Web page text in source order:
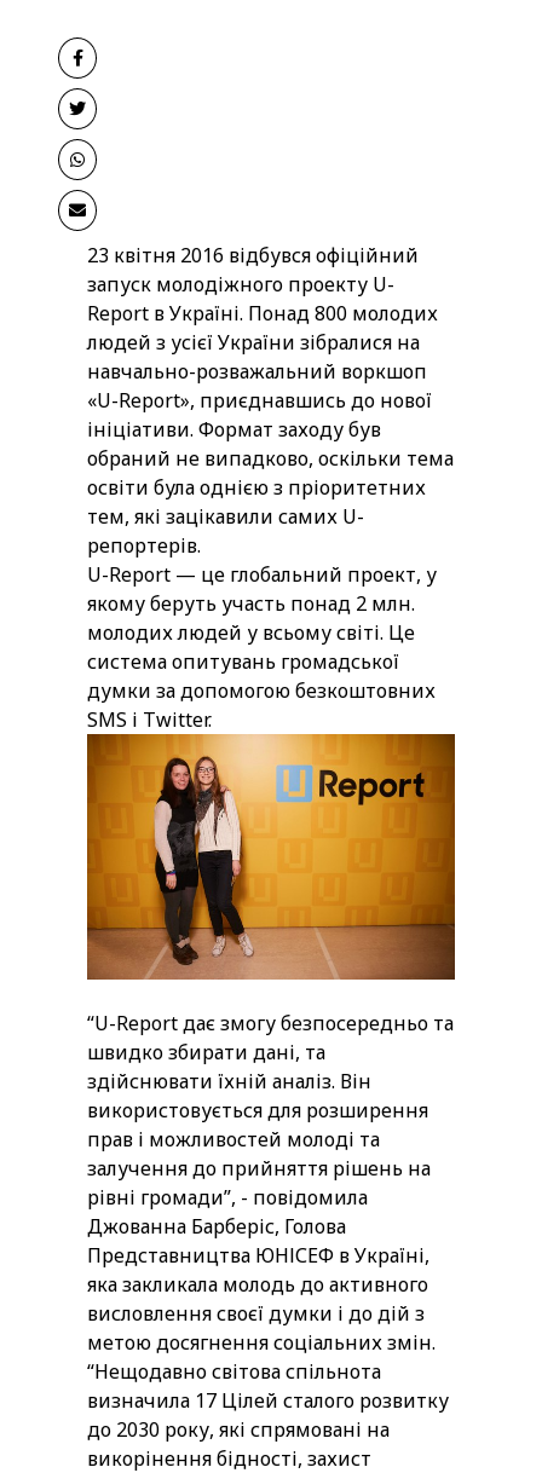
23 квітня 2016 відбувся офіційний
запуск молодіжного проекту U-
Report в Україні. Понад 800 молодих
людей з усієї України зібралися на
навчально-розважальний воркшоп
«U-Report», приєднавшись до нової
ініціативи. Формат заходу був
обраний не випадково, оскільки тема
освіти була однією з пріоритетних
тем, які зацікавили самих U-
репортерів.
U-Report — це глобальний проект, у
якому беруть участь понад 2 млн.
молодих людей у всьому світі. Це
система опитувань громадської
думки за допомогою безкоштовних
SMS і Twitter.
“U-Report дає змогу безпосередньо та
швидко збирати дані, та
здійснювати їхній аналіз. Він
використовується для розширення
прав і можливостей молоді та
залучення до прийняття рішень на
рівні громади”, - повідомила
Джованна Барберіс, Голова
Представництва ЮНІСЕФ в Україні,
яка закликала молодь до активного
висловлення своєї думки і до дій з
метою досягнення соціальних змін.
“Нещодавно світова спільнота
визначила 17 Цілей сталого розвитку
до 2030 року, які спрямовані на
викорінення бідності, захист